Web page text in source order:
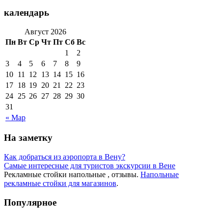
календарь
Август 2026
Пн Вт Ср Чт Пт Сб Вс
« Мар
1
2
3
4 5 6 7 8
9
10 11 12 13 14 15 16
17 18 19 20 21 22 23
24 25 26 27 28 29 30
31
На заметку
Как добраться из аэропорта в Вену?
Самые интересные для туристов экскурсии в Вене
Рекламные стойки напольные , отзывы. Напольные
рекламные стойки для магазинов.
Популярное